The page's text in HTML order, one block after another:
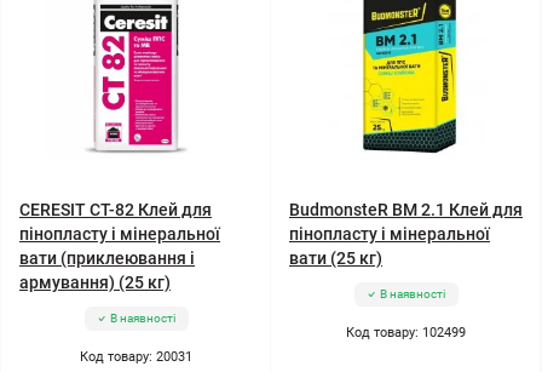
CERESIT CT-82 Клей для
пінопласту і мінеральної
вати (приклеювання і
армування) (25 кг)
В наявності
Код товару: 20031
BudmonsteR BM 2.1 Клей для
пінопласту і мінеральної
вати (25 кг)
В наявності
Код товару: 102499